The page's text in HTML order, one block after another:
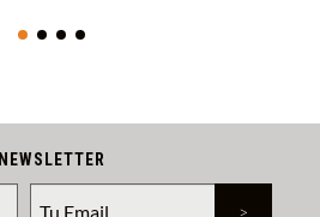
NEWSLETTER